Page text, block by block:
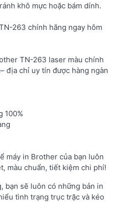
khô mực hoặc bám dính.
263 chính hãng ngay hôm
TN-263 laser màu chính
– địa chỉ uy tín được hàng ngàn
100%
máy in Brother của bạn luôn
màu chuẩn, tiết kiệm chi phí!
bạn sẽ luôn có những bản in
tình trạng trục trặc và kéo